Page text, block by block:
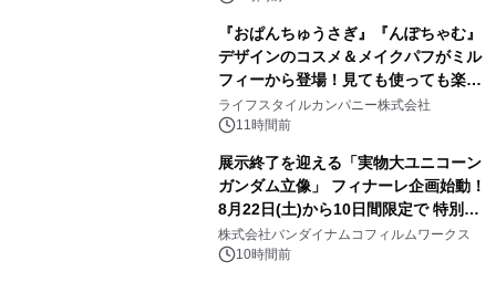
『おぱんちゅうさぎ』『んぽちゃむ』
デザインのコスメ＆メイクパフがミル
フィーから登場！見ても使っても楽し
い、ポップでキュートなコレクショ
ン。
ライフスタイルカンパニー株式会社
11時間前
展示終了を迎える「実物大ユニコーン
ガンダム立像」 フィナーレ企画始動！
8月22日(土)から10日間限定で 特別映
像『UNICORN GUNDAM Statue ―
BEYOND POSSIBILITY ―』を上映！
株式会社バンダイナムコフィルムワークス
10時間前